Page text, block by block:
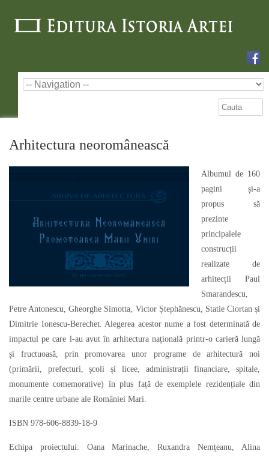
Arhitectura neoromânească
Albumul de 160
pagini și-a
propus să
prezinte
principalele
construcții
realizate de
arhitecții Paul
Smarandescu,
Petre Antonescu, Gheorghe Simotta, Victor Ștephănescu, Statie Ciortan și
Dimitrie Ionescu-Berechet. Alegerea acestor nume a fost determinată de
impactul pe care l-au avut în arhitectura națională printr-o carieră lungă
și fructuoasă, prin promovarea unor programe de arhitectură noi
(primării, prefecturi, școli și licee, administrații financiare, spitale,
monumente comemorative) în plus față de exemplele rezidențiale din
marile centre urbane ale României Mari.
ISBN 978-606-8839-18-9
Echipa proiectului: Oana Marinache, Ruxandra Nemțeanu, Alina